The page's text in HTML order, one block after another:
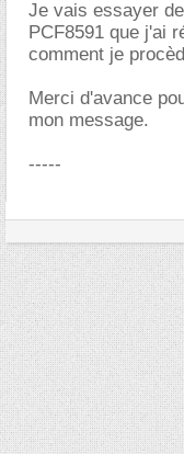
Je vais essayer
PCF8591 que j'ai
comment je
Merci d'avance
mon message.
-----